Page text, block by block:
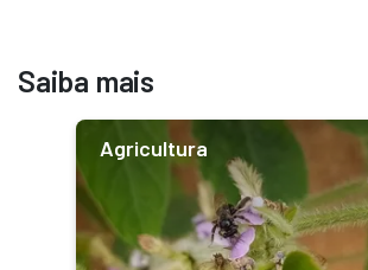
Saiba mais
Agricultura